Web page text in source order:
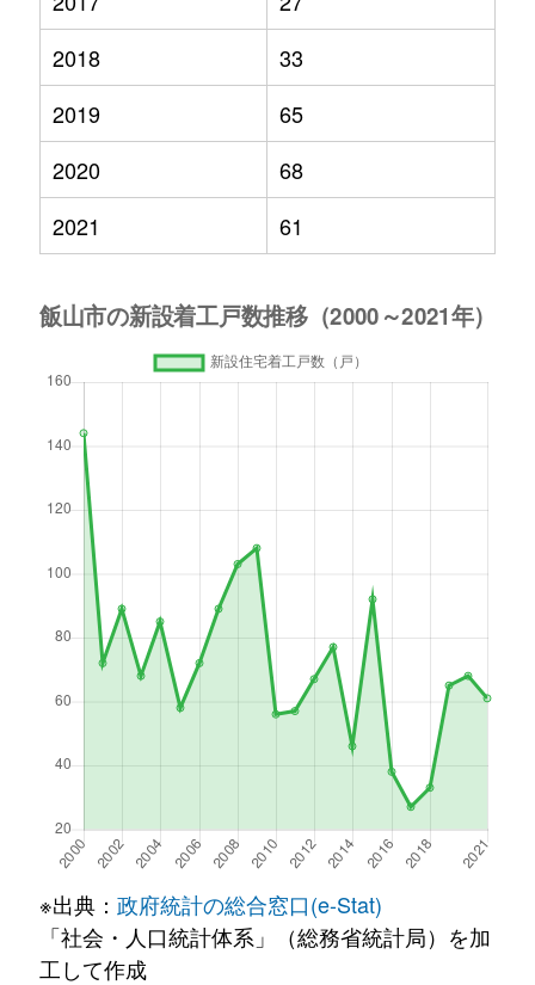
2018
33
2019
65
2020
68
2021
61
※出典： 政府統計の総合窓口(e-Stat)
「社会・人口統計体系」（総務省統計局）を加
工して作成